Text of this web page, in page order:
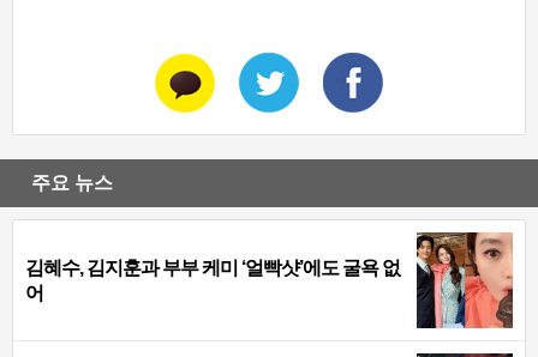
주요 뉴스
김혜수, 김지훈과 부부 케미 ‘얼빡샷’에도 굴욕 없
어